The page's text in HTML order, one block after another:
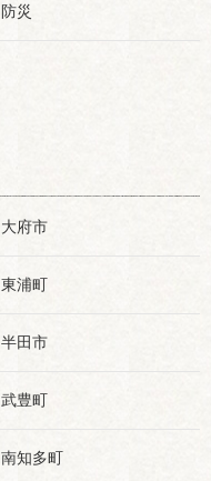
防災
大府市
東浦町
半田市
武豊町
南知多町